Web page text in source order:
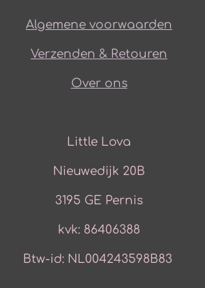
Algemene voorwaarden
Verzenden & Retouren
Over ons
Little Lova
Nieuwedijk 20B
3195 GE Pernis
kvk: 86406388
Btw-id: NL004243598B83